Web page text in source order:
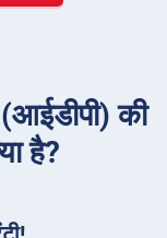
(आईडीपी) की
है?